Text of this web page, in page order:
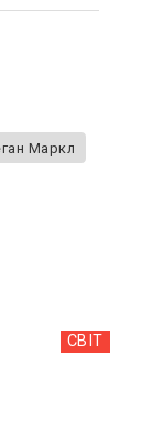
Маркл
СВІТ